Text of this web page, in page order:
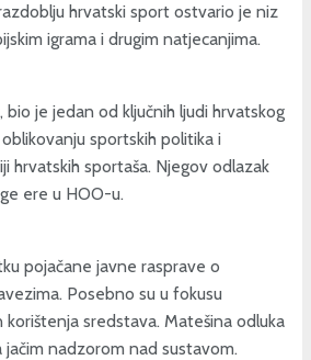
hrvatski sport ostvario je niz
igrama i drugim natjecanjima.
bio je jedan od ključnih ljudi hrvatskog
sportskih politika i
hrvatskih sportaša. Njegov odlazak
ere u HOO-u.
pojačane javne rasprave o
Posebno su u fokusu
sredstava. Matešina odluka
nadzorom nad sustavom.